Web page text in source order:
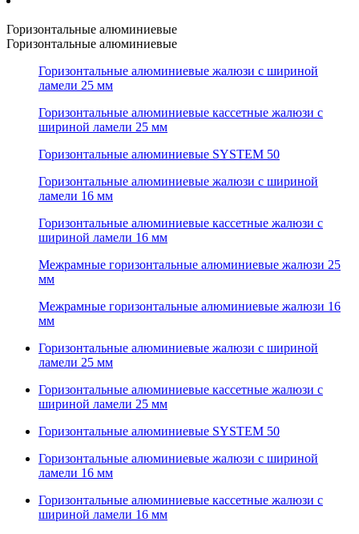
Горизонтальные алюминиевые
Горизонтальные алюминиевые
Горизонтальные алюминиевые жалюзи с шириной
ламели 25 мм
Горизонтальные алюминиевые кассетные жалюзи с
шириной ламели 25 мм
Горизонтальные алюминиевые SYSTEM 50
Горизонтальные алюминиевые жалюзи с шириной
ламели 16 мм
Горизонтальные алюминиевые кассетные жалюзи с
шириной ламели 16 мм
Межрамные горизонтальные алюминиевые жалюзи 25
мм
Межрамные горизонтальные алюминиевые жалюзи 16
мм
Горизонтальные алюминиевые жалюзи с шириной
ламели 25 мм
Горизонтальные алюминиевые кассетные жалюзи с
шириной ламели 25 мм
Горизонтальные алюминиевые SYSTEM 50
Горизонтальные алюминиевые жалюзи с шириной
ламели 16 мм
Горизонтальные алюминиевые кассетные жалюзи с
шириной ламели 16 мм